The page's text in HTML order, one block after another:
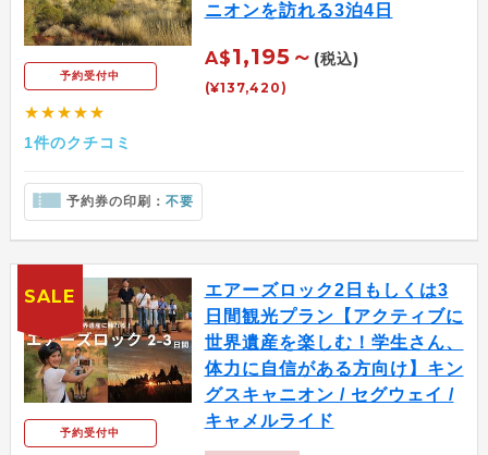
予約受付中
★★★★★
1件のクチコミ
ニオンを訪れる3泊4日
A$1,195～ (税込)
(¥137,420)
予約券の印刷： 不要
予約受付中
エアーズロック2日もしくは3
日間観光プラン【アクティブに
世界遺産を楽しむ！学生さん、
体力に自信がある方向け】キン
グスキャニオン / セグウェイ /
キャメルライド
SALE